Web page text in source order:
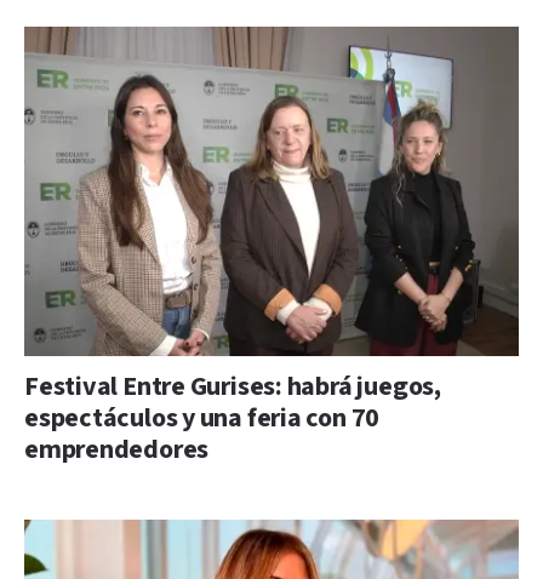
Festival Entre Gurises: habrá juegos,
espectáculos y una feria con 70
emprendedores